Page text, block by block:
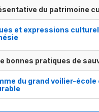
du patrimoine
et expressions
bonnes pratiques de
du grand voilier-